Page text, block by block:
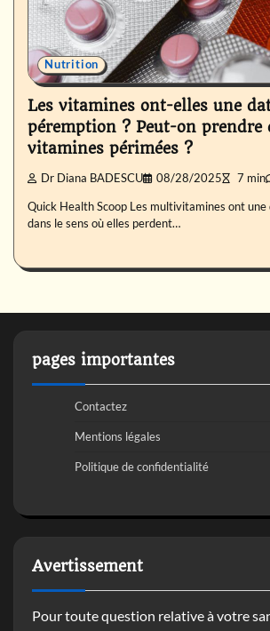
Nutrition
Les vitamines ont-elles une
péremption ? Peut-on prendre
vitamines périmées ?
Dr Diana BADESCU 08/28/2025 7 min
Quick Health Scoop Les multivitamines ont une
dans le sens où elles perdent…
pages importantes
Contactez
Mentions légales
Politique de confidentialité
Avertissement
Pour toute question relative à votre